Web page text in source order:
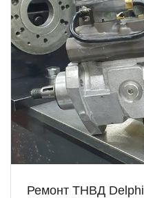
Ремонт ТНВД Delphi